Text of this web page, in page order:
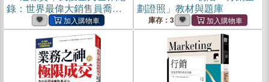
錄：世界最偉大銷售員喬．
吉拉德的13個成功心法(電子
書)
劃證照」教材與題庫
庫存：3